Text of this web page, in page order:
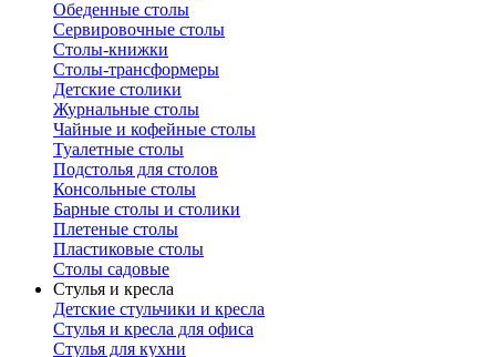
Обеденные столы
Сервировочные столы
Столы-книжки
Столы-трансформеры
Детские столики
Журнальные столы
Чайные и кофейные столы
Туалетные столы
Подстолья для столов
Консольные столы
Барные столы и столики
Плетеные столы
Пластиковые столы
Столы садовые
Стулья и кресла
Детские стульчики и кресла
Стулья и кресла для офиса
Стулья для кухни